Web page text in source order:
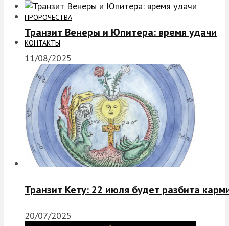
ПРОРОЧЕСТВА
КОНТАКТЫ
Транзит Венеры и Юпитера: время удачи
11/08/2025
Транзит Кету: 22 июля будет разбита
20/07/2025